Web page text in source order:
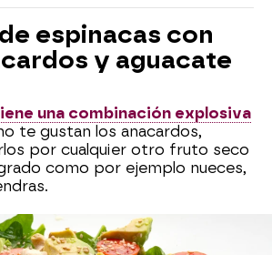
espinacas con
y aguacate
una combinación explosiva
te gustan los anacardos,
por cualquier otro fruto seco
como por ejemplo nueces,